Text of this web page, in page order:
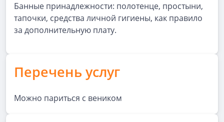
Банные принадлежности: полотенце, простыни,
тапочки, средства личной гигиены, как правило
за дополнительную плату.
Перечень услуг
Можно париться с веником